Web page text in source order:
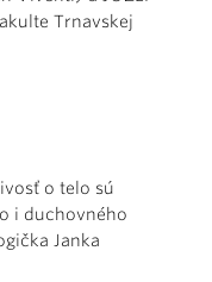
Trnavskej
o telo sú
i duchovného
Janka